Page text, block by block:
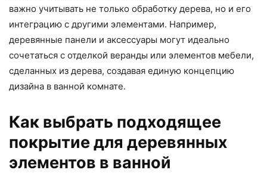
важно учитывать не только обработку дерева, но и его
интеграцию с другими элементами. Например,
деревянные панели и аксессуары могут идеально
сочетаться с отделкой веранды или элементов мебели,
сделанных из дерева, создавая единую концепцию
дизайна в ванной комнате.
Как выбрать подходящее
покрытие для деревянных
элементов в ванной